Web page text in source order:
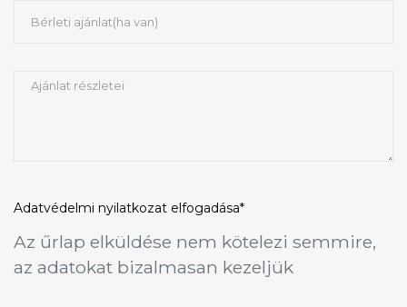
Adatvédelmi nyilatkozat elfogadása*
Az űrlap elküldése nem kötelezi semmire,
az adatokat bizalmasan kezeljük